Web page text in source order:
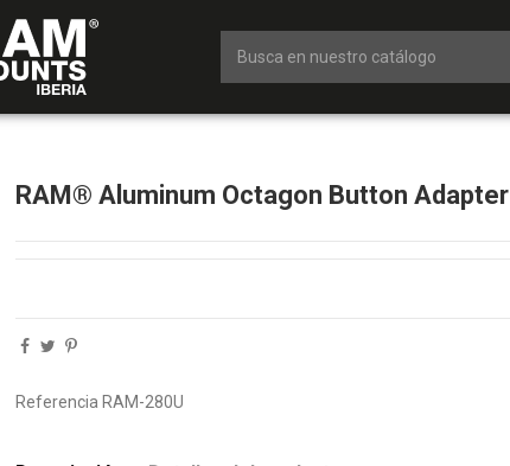
RAM® Aluminum Octagon Button Adapter
Referencia RAM-280U